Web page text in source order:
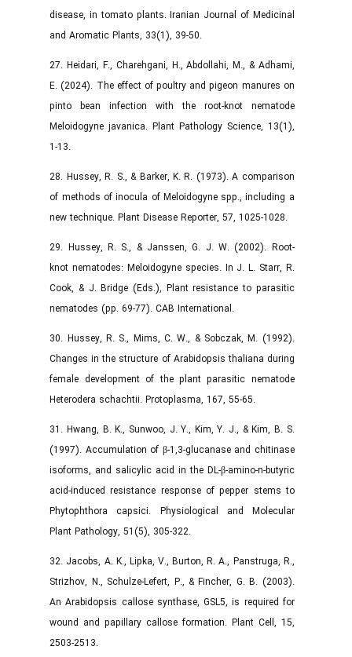
disease, in tomato plants. Iranian Journal of Medicinal
and Aromatic Plants, 33(1), 39-50.
27. Heidari, F., Charehgani, H., Abdollahi, M., & Adhami,
E. (2024). The effect of poultry and pigeon manures on
pinto bean infection with the root-knot nematode
Meloidogyne javanica. Plant Pathology Science, 13(1),
1-13.
28. Hussey, R. S., & Barker, K. R. (1973). A comparison
of methods of inocula of Meloidogyne spp., including a
new technique. Plant Disease Reporter, 57, 1025-1028.
29. Hussey, R. S., & Janssen, G. J. W. (2002). Root-
knot nematodes: Meloidogyne species. In J. L. Starr, R.
Cook, & J. Bridge (Eds.), Plant resistance to parasitic
nematodes (pp. 69-77). CAB International.
30. Hussey, R. S., Mims, C. W., & Sobczak, M. (1992).
Changes in the structure of Arabidopsis thaliana during
female development of the plant parasitic nematode
Heterodera schachtii. Protoplasma, 167, 55-65.
31. Hwang, B. K., Sunwoo, J. Y., Kim, Y. J., & Kim, B. S.
(1997). Accumulation of β-1,3-glucanase and chitinase
isoforms, and salicylic acid in the DL-β-amino-n-butyric
acid-induced resistance response of pepper stems to
Phytophthora capsici. Physiological and Molecular
Plant Pathology, 51(5), 305-322.
32. Jacobs, A. K., Lipka, V., Burton, R. A., Panstruga, R.,
Strizhov, N., Schulze-Lefert, P., & Fincher, G. B. (2003).
An Arabidopsis callose synthase, GSL5, is required for
wound and papillary callose formation. Plant Cell, 15,
2503-2513.